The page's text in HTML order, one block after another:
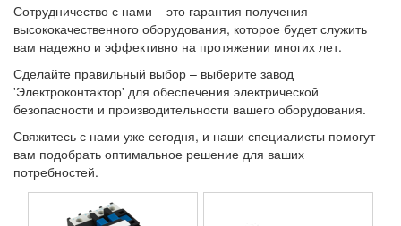
Сотрудничество с нами – это гарантия получения
высококачественного оборудования, которое будет служить
вам надежно и эффективно на протяжении многих лет.
Сделайте правильный выбор – выберите завод
'Электроконтактор' для обеспечения электрической
безопасности и производительности вашего оборудования.
Свяжитесь с нами уже сегодня, и наши специалисты помогут
вам подобрать оптимальное решение для ваших
потребностей.